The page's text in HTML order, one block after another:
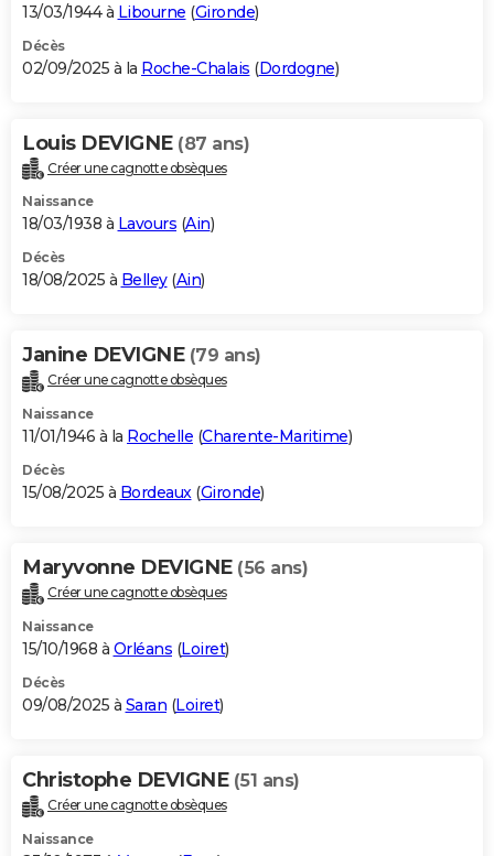
13/03/1944 à Libourne (Gironde)
Décès
02/09/2025 à la Roche-Chalais (Dordogne)
Louis DEVIGNE (87 ans)
Créer une cagnotte obsèques
Naissance
18/03/1938 à Lavours (Ain)
Décès
18/08/2025 à Belley(Ain)
Janine DEVIGNE (79 ans)
Créer une cagnotte obsèques
Naissance
11/01/1946 à la Rochelle (Charente-Maritime)
Décès
15/08/2025 à Bordeaux(Gironde)
Maryvonne DEVIGNE (56 ans)
Créer une cagnotte obsèques
Naissance
15/10/1968 à Orléans (Loiret)
Décès
09/08/2025 à Saran (Loiret)
Christophe DEVIGNE (51 ans)
Créer une cagnotte obsèques
Naissance